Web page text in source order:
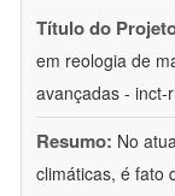
Título do
em reologia de
avançadas - inct-
Resumo: No
climáticas, é fato